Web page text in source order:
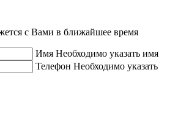
с Вами в ближайшее время
Имя Необходимо указать имя
Телефон Необходимо указать